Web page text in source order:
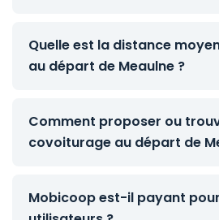
Quelle est la distance
au départ de Meaulne ?
Comment proposer ou
covoiturage au départ de
Mobicoop est-il payant